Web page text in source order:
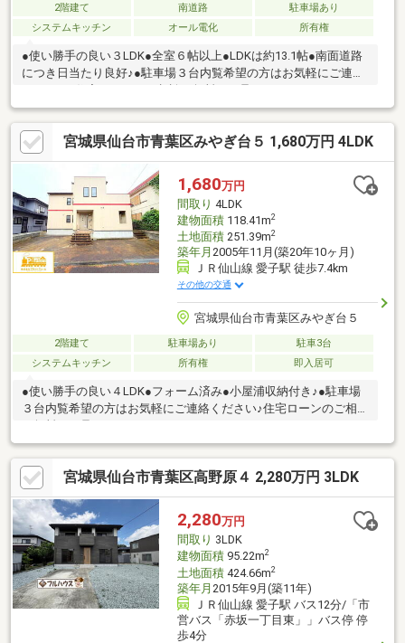
2階建て 南道路
駐車場あり
システムキッチン
オール電化 所有権
●使い勝手の良い３LDK●全室６帖以上●LDKは約13.1帖●南面道路
につき日当たり良好♪●駐車場３台内覧希望の方はお気軽にご連絡
宮城県仙台市青葉区みやぎ台５ 1,680万円 4LDK
1,680万円
間取り 4LDK
建物面積118.41m2
土地面積251.39m2
築年月 2005年11月(築20年10ヶ月)
ＪＲ仙山線 愛子駅 徒歩7.4km
その他の交通
宮城県仙台市青葉区みやぎ台５
2階建て 駐車場あり
駐車3台
システムキッチン
所有権 即入居可
●使い勝手の良い４LDK●フォーム済み●小屋浦収納付き♪●駐車場
３台内覧希望の方はお気軽にご連絡ください♪住宅ローンのご相談
宮城県仙台市青葉区高野原４ 2,280万円 3LDK
2,280万円
間取り 3LDK
建物面積95.22m2
土地面積424.66m2
築年月 2015年9月(築11年)
ＪＲ仙山線 愛子駅 バス12分/「市
営バス「赤坂一丁目東」」バス停 停
歩4分